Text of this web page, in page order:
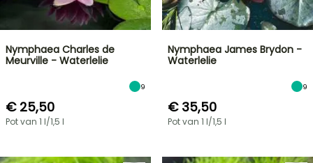
Nymphaea Charles de
Meurville - Waterlelie
9
€ 25,50
Pot van 1 l/1,5 l
Nymphaea James Brydon -
Waterlelie
9
€ 35,50
Pot van 1 l/1,5 l